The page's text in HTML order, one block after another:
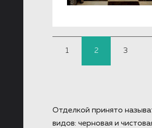
1 2 3
Отделкой принято
видов: черновая и